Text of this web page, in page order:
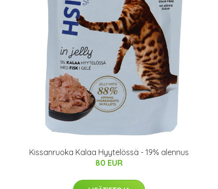
Kissanruoka Kalaa Hyytelössä - 19% alennus
80 EUR